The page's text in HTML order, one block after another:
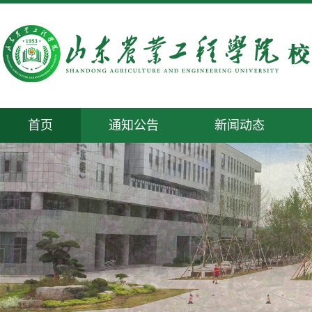
首页 通知公告 新闻动态